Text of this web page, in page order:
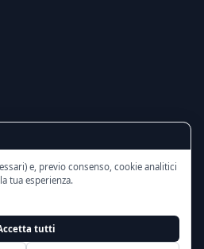
— Tutti i diritti riservati.
certificate in Italia.
e, previo consenso, cookie analitici
tua esperienza.
tutti